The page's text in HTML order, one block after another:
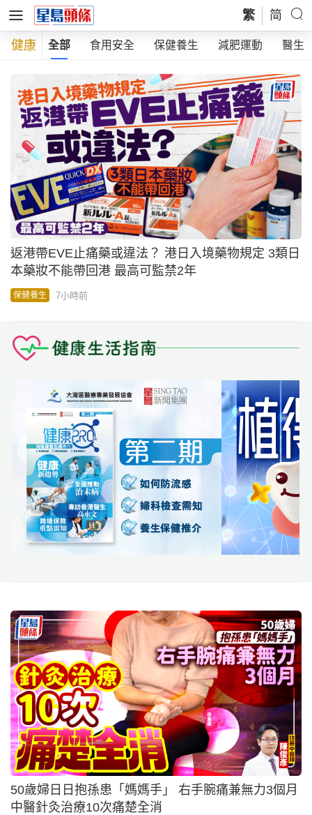
繁 简
健康 全部 食用安全 保健養生 減肥運動 醫生
返港帶EVE止痛藥或違法？ 港日入境藥物規定 3類日
本藥妝不能帶回港 最高可監禁2年
保健養生 7小時前
50歲婦日日抱孫患「媽媽手」 右手腕痛兼無力3個月
中醫針灸治療10次痛楚全消